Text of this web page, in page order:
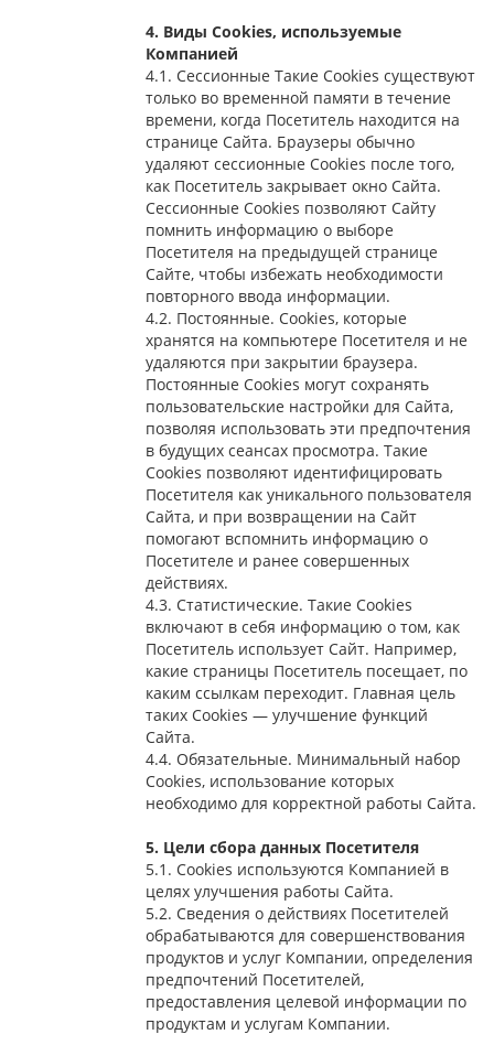
4. Виды Cookies, используемые
Компанией
4.1. Сессионные Такие Cookies существуют
только во временной памяти в течение
времени, когда Посетитель находится на
странице Сайта. Браузеры обычно
удаляют сессионные Cookies после того,
как Посетитель закрывает окно Сайта.
Сессионные Cookies позволяют Сайту
помнить информацию о выборе
Посетителя на предыдущей странице
Сайте, чтобы избежать необходимости
повторного ввода информации.
4.2. Постоянные. Сookies, которые
хранятся на компьютере Посетителя и не
удаляются при закрытии браузера.
Постоянные Сookies могут сохранять
пользовательские настройки для Сайта,
позволяя использовать эти предпочтения
в будущих сеансах просмотра. Такие
Cookies позволяют идентифицировать
Посетителя как уникального пользователя
Сайта, и при возвращении на Сайт
помогают вспомнить информацию о
Посетителе и ранее совершенных
действиях.
4.3. Статистические. Такие Cookies
включают в себя информацию о том, как
Посетитель использует Сайт. Например,
какие страницы Посетитель посещает, по
каким ссылкам переходит. Главная цель
таких Cookies — улучшение функций
Сайта.
4.4. Обязательные. Минимальный набор
Cookies, использование которых
необходимо для корректной работы Сайта.
5. Цели сбора данных Посетителя
5.1. Cookies используются Компанией в
целях улучшения работы Сайта.
5.2. Сведения о действиях Посетителей
обрабатываются для совершенствования
продуктов и услуг Компании, определения
предпочтений Посетителей,
предоставления целевой информации по
продуктам и услугам Компании.